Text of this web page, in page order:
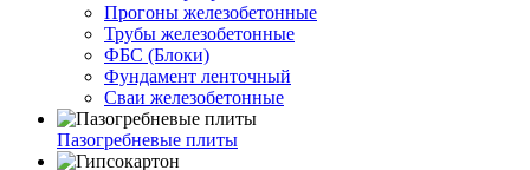
Прогоны железобетонные
Трубы железобетонные
ФБС (Блоки)
Фундамент ленточный
Сваи железобетонные
Пазогребневые плиты